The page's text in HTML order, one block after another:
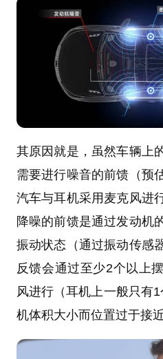
其原因就是，虽然车辆上
需要进行噪音的前馈（预
汽车与耳机采用麦克风进
降噪的前馈是通过发动机
振动状态（通过振动传感
反馈会通过至少2个以上
风进行（耳机上一般只有
机体积大小而位置过于接近